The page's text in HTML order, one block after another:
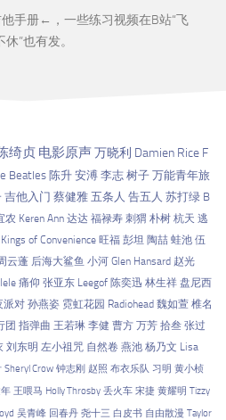
手册←，一些练习视频在B站“飞
休”也有发。
绮贞 电影原声万晓利 Damien Rice F
Beatles 陈升 安溥 李志 树子 万能青年旅
吉他入门 蔡健雅 五条人 告五人 苏打绿 B
农 Keren Ann 达达 福禄寿 刺猬 朴树 杭天 逃
Kings of Convenience 旺福 彭坦 陶喆 蛙池 伍
云蓬 后海大鲨鱼 小河 Glen Hansard 赵光
痛仰 张亚东 Leegof 陈奕迅 林生祥 盘尼西
派对 孙燕姿 霓虹花园 Radiohead 魏如萱 椎名
团 指弹曲 王若琳 李健 曹方 万芳 拾叁 张过
刘东明 左小祖咒 自然卷 燕池 杨乃文 Lisa
Sheryl Crow 钟志刚 赵照 布衣乐队 习明 黄小桢
王喂马 Holly Throsby 丢火车 宋捷 黄耀明 Tizzy
吴青峰 回春丹 尧十三 白皮书 自由散漫 Taylor